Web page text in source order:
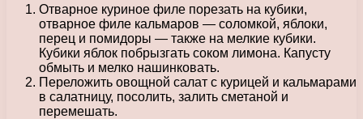
Отварное куриное филе порезать на кубики,
отварное филе кальмаров — соломкой, яблоки,
перец и помидоры — также на мелкие кубики.
Кубики яблок побрызгать соком лимона. Капусту
обмыть и мелко нашинковать.
Переложить овощной салат с курицей и кальмарами
в салатницу, посолить, залить сметаной и
перемешать.